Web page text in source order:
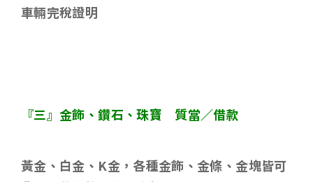
車輛完稅證明
『三』金飾、鑽石、珠寶 質當／借款
黃金、白金、 K金，各種金飾、金條、金塊皆可